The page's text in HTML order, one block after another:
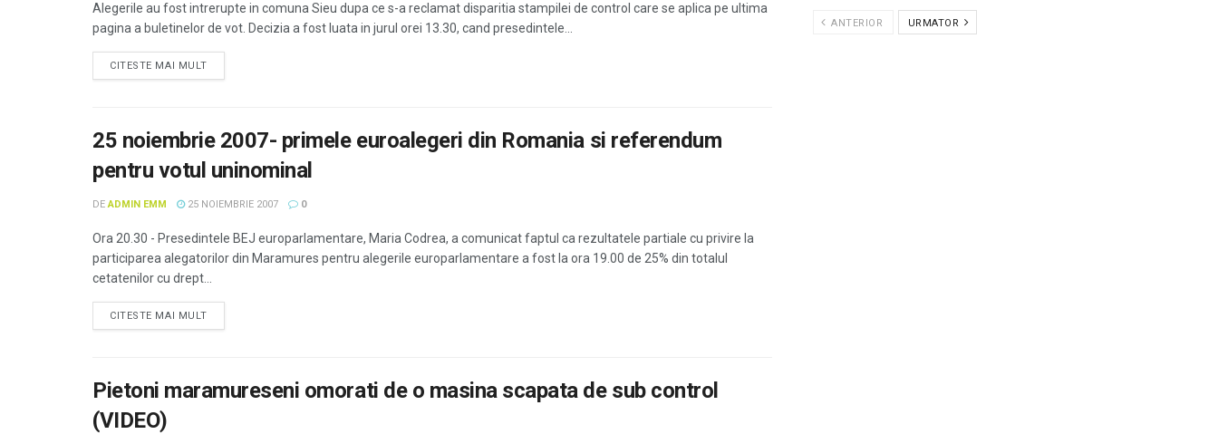
Alegerile au fost intrerupte in comuna Sieu dupa ce s-a reclamat disparitia stampilei de control care se aplica pe ultima
pagina a buletinelor de vot. Decizia a fost luata in jurul orei 13.30, cand presedintele...
CITESTE MAI MULT
25 noiembrie 2007- primele euroalegeri din Romania si referendum
pentru votul uninominal
DE ADMIN EMM 25 NOIEMBRIE 2007 0
Ora 20.30 - Presedintele BEJ europarlamentare, Maria Codrea, a comunicat faptul ca rezultatele partiale cu privire la
participarea alegatorilor din Maramures pentru alegerile europarlamentare a fost la ora 19.00 de 25% din totalul
cetatenilor cu drept...
CITESTE MAI MULT
Pietoni maramureseni omorati de o masina scapata de sub control
(VIDEO)
ANTERIOR URMATOR